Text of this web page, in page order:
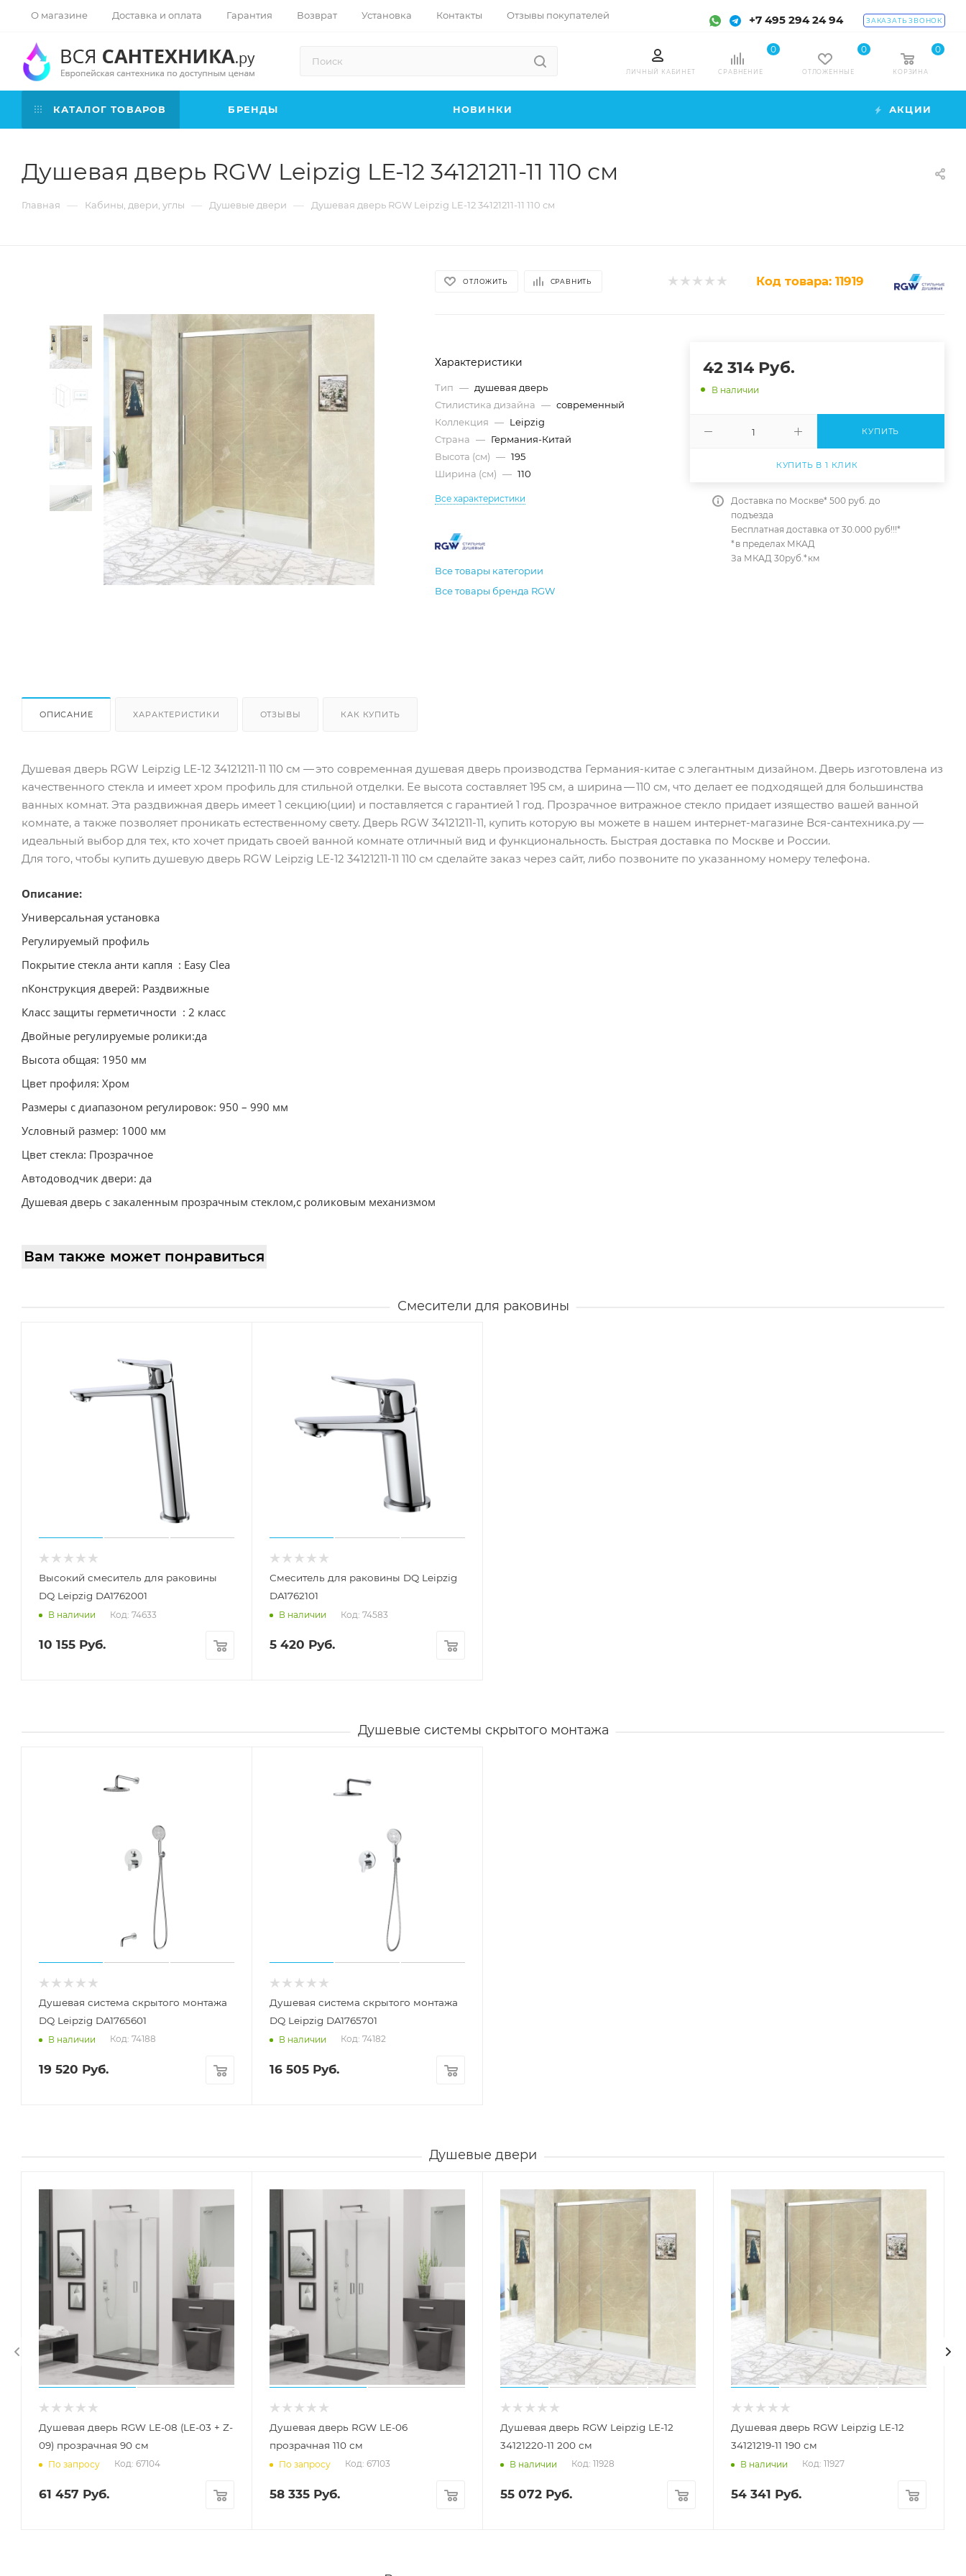
О магазине Доставка и оплата Гарантия Возврат Установка Контакты Отзывы покупателей +7 495 294 24 94 ЗАКАЗАТЬ ЗВОНОК
ЛИЧНЫЙ КАБИНЕТ СРАВНЕНИЕ
0
ОТЛОЖЕННЫЕ
0
КОРЗИНА
0
КАТАЛОГ ТОВАРОВ БРЕНДЫ НОВИНКИ АКЦИИ
Душевая дверь RGW Leipzig LE-12 34121211-11 110 см
Главная — Кабины, двери, углы — Душевые двери — Душевая дверь RGW Leipzig LE-12 34121211-11 110 см
ОТЛОЖИТЬ СРАВНИТЬ Код товара: 11919
Характеристики
Тип — душевая дверь
Стилистика дизайна — современный
Коллекция — Leipzig
Страна — Германия-Китай
Высота (см) — 195
Ширина (см) — 110
Все характеристики
Все товары категории
Все товары бренда RGW
42 314Руб.
В наличии
КУПИТЬ
КУПИТЬ В 1 КЛИК
Доставка по Москве* 500 руб. до
подъезда
Бесплатная доставка от 30.000 руб!!!*
*в пределах МКАД
За МКАД 30руб.*км
ОПИСАНИЕ ХАРАКТЕРИСТИКИ ОТЗЫВЫ КАК КУПИТЬ
Душевая дверь RGW Leipzig LE-12 34121211-11 110 см — это современная душевая дверь производства Германия-китае с элегантным дизайном. Дверь изготовлена из
качественного стекла и имеет хром профиль для стильной отделки. Ее высота составляет 195 см, а ширина — 110 см, что делает ее подходящей для большинства
ванных комнат. Эта раздвижная дверь имеет 1 секцию(ции) и поставляется с гарантией 1 год. Прозрачное витражное стекло придает изящество вашей ванной
комнате, а также позволяет проникать естественному свету. Дверь RGW 34121211-11, купить которую вы можете в нашем интернет-магазине Вся-сантехника.ру —
идеальный выбор для тех, кто хочет придать своей ванной комнате отличный вид и функциональность. Быстрая доставка по Москве и России.
Для того, чтобы купить душевую дверь RGW Leipzig LE-12 34121211-11 110 см cделайте заказ через сайт, либо позвоните по указанному номеру телефона.
Описание:
Универсальная установка
Регулируемый профиль
Покрытие стекла анти капля : Easy Clea
nКонструкция дверей: Раздвижные
Класс защиты герметичности : 2 класс
Двойные регулируемые ролики:да
Высота общая: 1950 мм
Цвет профиля: Хром
Размеры с диапазоном регулировок: 950 – 990 мм
Условный размер: 1000 мм
Цвет стекла: Прозрачное
Автодоводчик двери: да
Душевая дверь с закаленным прозрачным стеклом,с роликовым механизмом
Вам также может понравиться
Смесители для раковины
Высокий смеситель для раковины
DQ Leipzig DA1762001
В наличии Код: 74633
10 155 Руб.
Смеситель для раковины DQ Leipzig
DA1762101
В наличии Код: 74583
5 420 Руб.
Душевые системы скрытого монтажа
Душевая система скрытого монтажа
DQ Leipzig DA1765601
В наличии Код: 74188
19 520 Руб.
Душевая система скрытого монтажа
DQ Leipzig DA1765701
В наличии Код: 74182
16 505 Руб.
Душевые двери
Душевая дверь RGW LE-08 (LE-03 + Z-
09) прозрачная 90 см
По запросу Код: 67104
61 457 Руб.
Душевая дверь RGW LE-06
прозрачная 110 см
По запросу Код: 67103
58 335 Руб.
Душевая дверь RGW Leipzig LE-12
34121220-11 200 см
В наличии Код: 11928
55 072 Руб.
Душевая дверь RGW Leipzig LE-12
34121219-11 190 см
В наличии Код: 11927
54 341 Руб.